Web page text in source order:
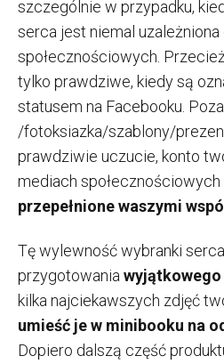
szczególnie w przypadku,
serca jest niemal
społecznościowych.
tylko prawdziwe, kiedy są
statusem na Facebooku.
/fotoksiazka/szablony/
prawdziwie uczucie, konto
mediach
przepełnione waszymi
Tę wylewność wybranki
przygotowania
kilka najciekawszych zdjęć
umieść je w minibooku na
Dopiero dalszą część